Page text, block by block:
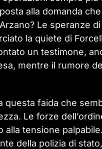
alla domanda
Le speranze
la quiete di
un testimone,
mentre il rumore
questa faida che
Le forze
alla tensione palpabile.
della polizia di stato,